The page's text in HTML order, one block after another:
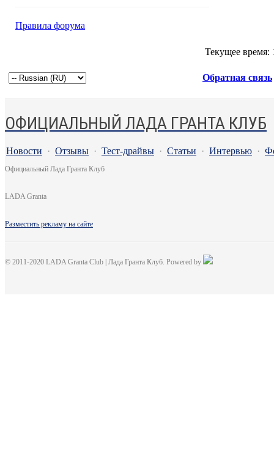
Правила форума
Текущее время:
Обратная связь
ОФИЦИАЛЬНЫЙ ЛАДА ГРАНТА КЛУБ
Новости · Отзывы · Тест-драйвы · Статьи · Интервью ·
Официальный Лада Гранта Клуб
LADA Granta
Разместить рекламу на сайте
© 2011-2020 LADA Granta Club | Лада Гранта Клуб. Powered by